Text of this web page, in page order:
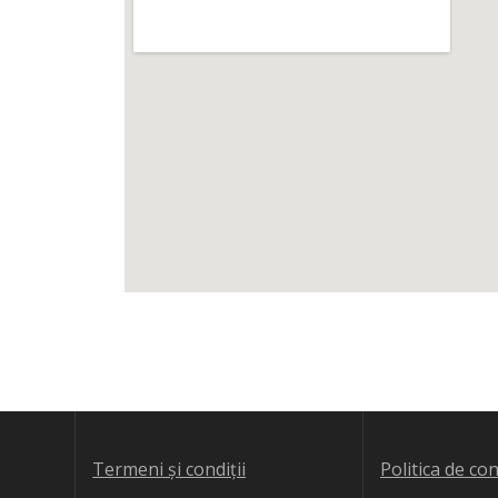
Termeni și condiții Politica de